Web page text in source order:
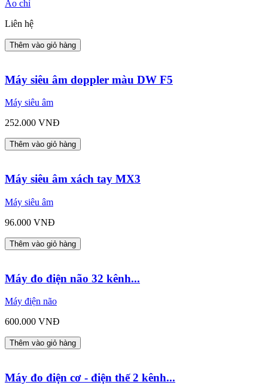
Áo chì
Liên hệ
Thêm vào giỏ hàng
Máy siêu âm doppler màu DW F5
Máy siêu âm
252.000 VNĐ
Thêm vào giỏ hàng
Máy siêu âm xách tay MX3
Máy siêu âm
96.000 VNĐ
Thêm vào giỏ hàng
Máy đo điện não 32 kênh...
Máy điện não
600.000 VNĐ
Thêm vào giỏ hàng
Máy đo điện cơ - điện thế 2 kênh...